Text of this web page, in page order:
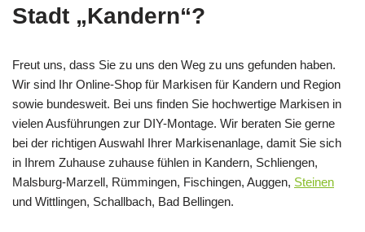
Stadt „Kandern“?
Freut uns, dass Sie zu uns den Weg zu uns gefunden haben.
Wir sind Ihr Online-Shop für Markisen für Kandern und Region
sowie bundesweit. Bei uns finden Sie hochwertige Markisen in
vielen Ausführungen zur DIY-Montage. Wir beraten Sie gerne
bei der richtigen Auswahl Ihrer Markisenanlage, damit Sie sich
in Ihrem Zuhause zuhause fühlen in Kandern, Schliengen,
Malsburg-Marzell, Rümmingen, Fischingen, Auggen, Steinen
und Wittlingen, Schallbach, Bad Bellingen.